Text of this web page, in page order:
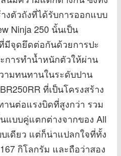
งตัวถังที่ได้รับการออกแบบ
Ninja 250 นั้นเป็น
มีจุดยึดต่อกันด้วยการปะ
การทำน้ำหนักตัวให้ผ่าน
ามทนทานในระดับปาน
ที่เป็นโครงสร้าง
นต่อแรงบิดที่สูงกว่า รวม
แบบคู่แตกต่างจากของ All
เดียว แต่ก็น่าแปลกใจที่ทั้ง
กิโลกรัม และถือว่าสอง